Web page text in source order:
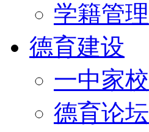
学籍管理
德育建设
一中家校
德育论坛